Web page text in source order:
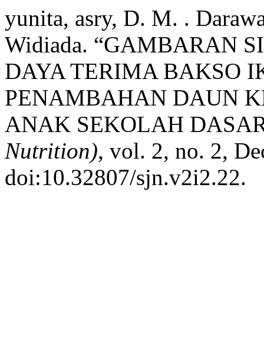
yunita, asry, D. M. .
Widiada. “GAMBARAN
DAYA TERIMA BAKSO
PENAMBAHAN DAUN
ANAK SEKOLAH
Nutrition), vol. 2, no. 2,
doi:10.32807/sjn.v2i2.22.